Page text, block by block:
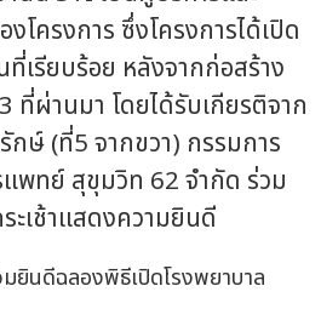
โครงการ ซึ่งโครงการได้เปิด
ที่เรียบร้อย หลังจากก่อสร้าง
ที่ผ่านมา โดยได้รับเกียรติจาก
กษ์ (ที่5 จากขวา) กรรมการ
พทย์ สุขุมวิท 62 จำกัด ร่วม
ะเช้าแสดงความยินดี